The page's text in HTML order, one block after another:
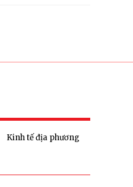
Kinh tế địa phương